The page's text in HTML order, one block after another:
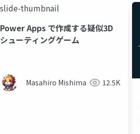
Power Apps で作成する疑似3D
シューティングゲーム
Masahiro Mishima 12.5K